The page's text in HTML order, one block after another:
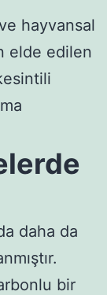
hayvansal
elde edilen
daha da
bir